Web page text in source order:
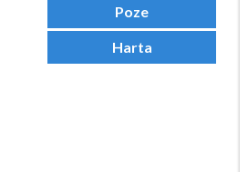
Poze
Harta